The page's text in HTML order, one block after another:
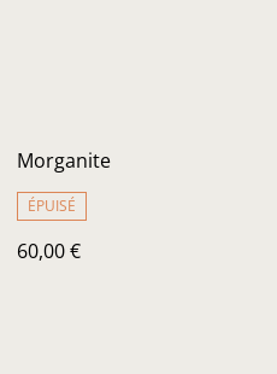
Morganite
ÉPUISÉ
60,00 €